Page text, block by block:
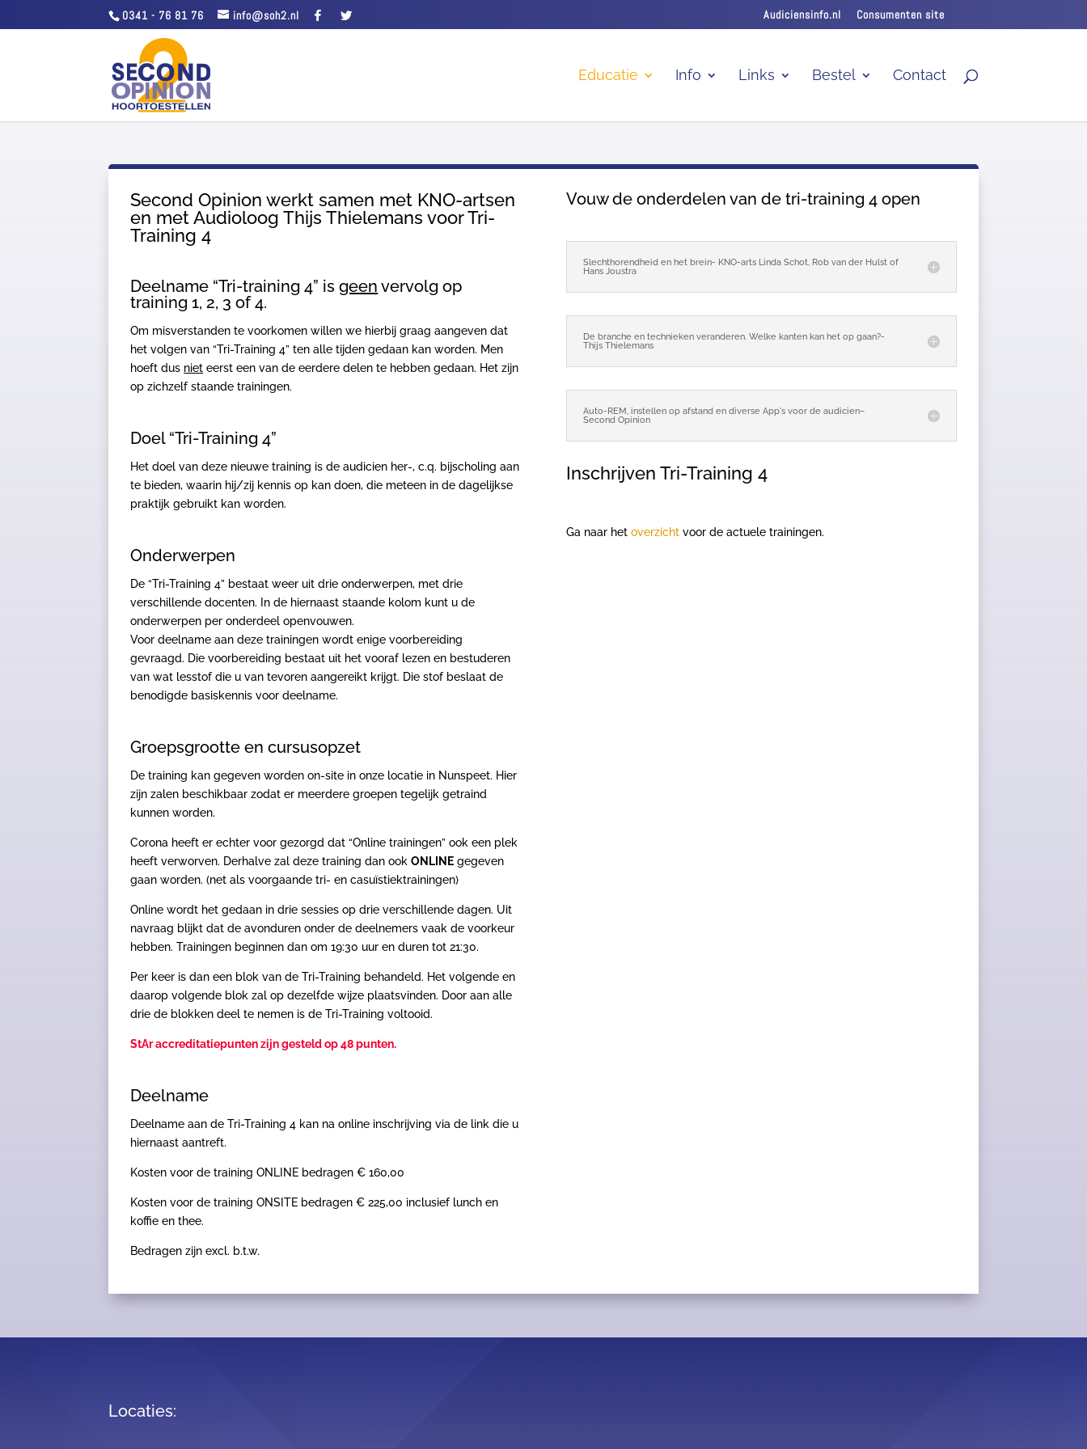
0341 - 76 81 76 info@soh2.nl Audiciensinfo.nl Consumenten site
Educatie Info Links Bestel Contact
Second Opinion werkt samen met KNO-artsen
en met Audioloog Thijs Thielemans voor Tri-
Training 4
Deelname “Tri-training 4” isgeen vervolg op
training 1, 2, 3 of 4.
Om misverstanden te voorkomen willen we hierbij graag aangeven dat
het volgen van “Tri-Training 4” ten alle tijden gedaan kan worden. Men
hoeft dus niet eerst een van de eerdere delen te hebben gedaan. Het zijn
op zichzelf staande trainingen.
Doel “Tri-Training 4”
Het doel van deze nieuwe training is de audicien her-, c.q. bijscholing aan
te bieden, waarin hij/zij kennis op kan doen, die meteen in de dagelijkse
praktijk gebruikt kan worden.
Onderwerpen
De “Tri-Training 4” bestaat weer uit drie onderwerpen, met drie
verschillende docenten. In de hiernaast staande kolom kunt u de
onderwerpen per onderdeel openvouwen.
Voor deelname aan deze trainingen wordt enige voorbereiding
gevraagd. Die voorbereiding bestaat uit het vooraf lezen en bestuderen
van wat lesstof die u van tevoren aangereikt krijgt. Die stof beslaat de
benodigde basiskennis voor deelname.
Groepsgrootte en cursusopzet
De training kan gegeven worden on-site in onze locatie in Nunspeet. Hier
zijn zalen beschikbaar zodat er meerdere groepen tegelijk getraind
kunnen worden.
Corona heeft er echter voor gezorgd dat “Online trainingen” ook een plek
heeft verworven. Derhalve zal deze training dan ookONLINE gegeven
gaan worden. (net als voorgaande tri- en casuïstiektrainingen)
Online wordt het gedaan in drie sessies op drie verschillende dagen. Uit
navraag blijkt dat de avonduren onder de deelnemers vaak de voorkeur
hebben. Trainingen beginnen dan om 19:30 uur en duren tot 21:30.
Per keer is dan een blok van de Tri-Training behandeld. Het volgende en
daarop volgende blok zal op dezelfde wijze plaatsvinden. Door aan alle
drie de blokken deel te nemen is de Tri-Training voltooid.
StAr accreditatiepunten zijn gesteld op 48 punten.
Deelname
Deelname aan de Tri-Training 4 kan na online inschrijving via de link die u
hiernaast aantreft.
Kosten voor de training ONLINE bedragen € 160,00
Kosten voor de training ONSITE bedragen € 225,00 inclusief lunch en
koffie en thee.
Bedragen zijn excl. b.t.w.
Vouw de onderdelen van de tri-training 4 open
Slechthorendheid en het brein- KNO-arts Linda Schot, Rob van der Hulst of
Hans Joustra
De branche en technieken veranderen. Welke kanten kan het op gaan?-
Thijs Thielemans
Auto-REM, instellen op afstand en diverse App's voor de audicien–
Second Opinion
Inschrijven Tri-Training 4
Ga naar het overzichtvoor de actuele trainingen.
Locaties: